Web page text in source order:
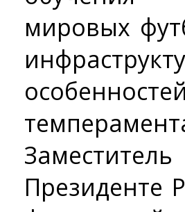
мировых
Президенте